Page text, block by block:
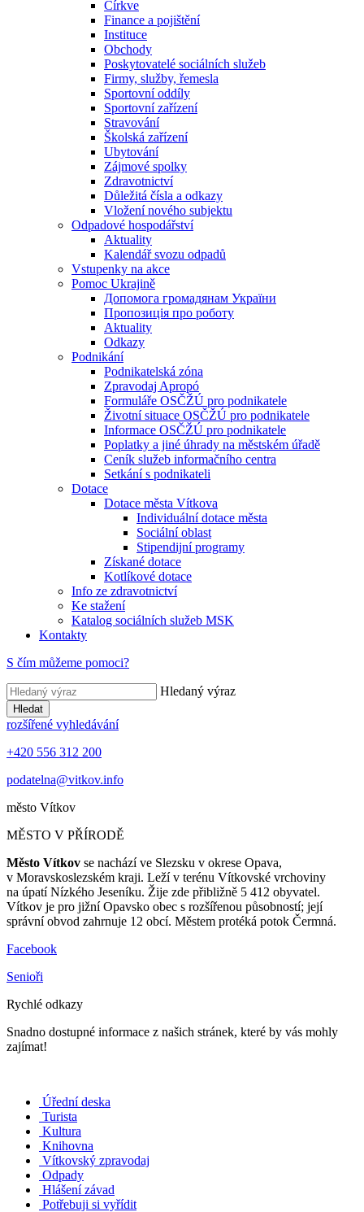
Církve
Finance a pojištění
Instituce
Obchody
Poskytovatelé sociálních služeb
Firmy, služby, řemesla
Sportovní oddíly
Sportovní zařízení
Stravování
Školská zařízení
Ubytování
Zájmové spolky
Zdravotnictví
Důležitá čísla a odkazy
Vložení nového subjektu
Odpadové hospodářství
Aktuality
Kalendář svozu odpadů
Vstupenky na akce
Pomoc Ukrajině
Допомога громадянам України
Пропозиція про роботу
Aktuality
Odkazy
Podnikání
Podnikatelská zóna
Zpravodaj Apropó
Formuláře OSČŽÚ pro podnikatele
Životní situace OSČŽÚ pro podnikatele
Informace OSČŽÚ pro podnikatele
Poplatky a jiné úhrady na městském úřadě
Ceník služeb informačního centra
Setkání s podnikateli
Dotace
Dotace města Vítkova
Individuální dotace města
Sociální oblast
Stipendijní programy
Získané dotace
Kotlíkové dotace
Info ze zdravotnictví
Ke stažení
Katalog sociálních služeb MSK
Kontakty
S čím můžeme pomoci?
Hledaný výraz
Hledat
rozšířené vyhledávání
+420 556 312 200
podatelna@vitkov.info
město Vítkov
MĚSTO V PŘÍRODĚ
Město Vítkov se nachází ve Slezsku v okrese Opava,
v Moravskoslezském kraji. Leží v terénu Vítkovské vrchoviny
na úpatí Nízkého Jeseníku. Žije zde přibližně 5 412 obyvatel.
Vítkov je pro jižní Opavsko obec s rozšířenou působností; její
správní obvod zahrnuje 12 obcí. Městem protéká potok Čermná.
Facebook
Senioři
Rychlé odkazy
Snadno dostupné informace z našich stránek, které by vás mohly
zajímat!
Úřední deska
Turista
Kultura
Knihovna
Vítkovský zpravodaj
Odpady
Hlášení závad
Potřebuji si vyřídit